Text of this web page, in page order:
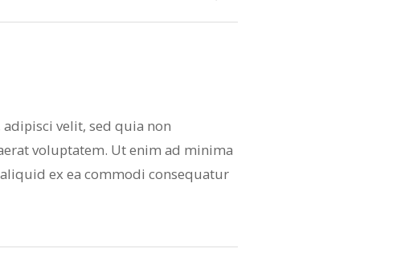
velit, sed quia non
voluptatem. Ut enim ad minima
ex ea commodi consequatur